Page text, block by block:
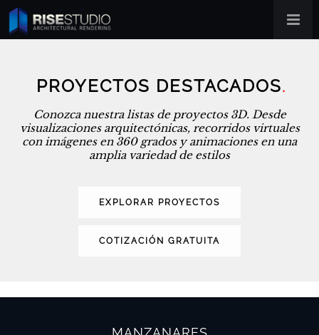
PROYECTOS DESTACADOS.
Conozca nuestra listas de proyectos 3D. Desde
visualizaciones arquitectónicas, recorridos virtuales
con imágenes en 360 grados y animaciones en una
amplia variedad de estilos
EXPLORAR PROYECTOS
COTIZACIÓN GRATUITA